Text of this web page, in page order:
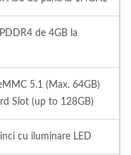
de 4GB la
5.1 (Max. 64GB)
Slot (up to 128GB)
cu iluminare LED